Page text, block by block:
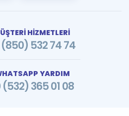
HİZMETLERİ
532 74 74
YARDIM
(532) 365 01 08